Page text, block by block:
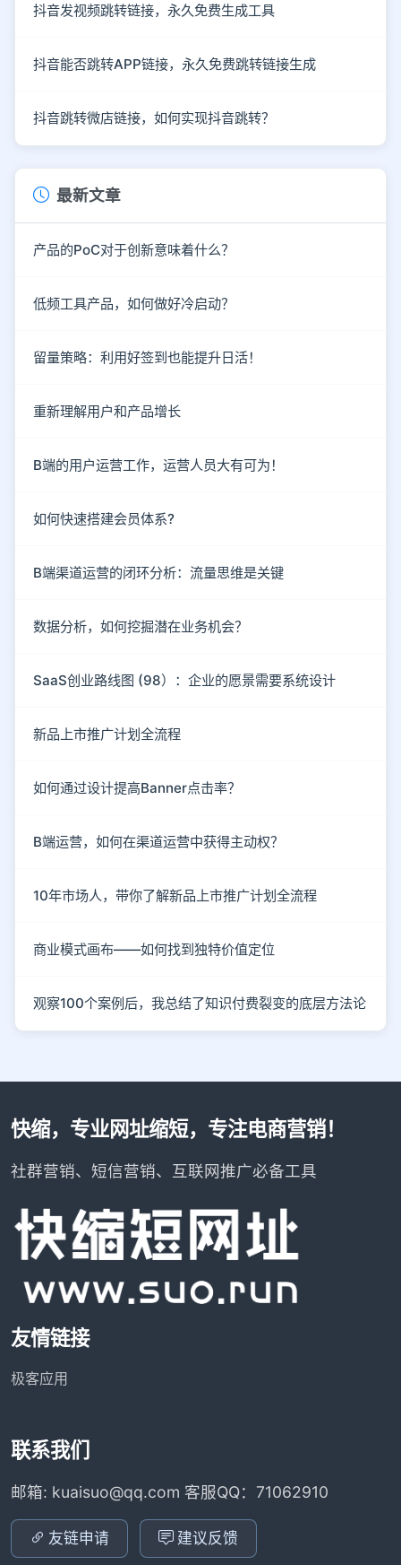
抖音发视频跳转链接，永久免费生成工具
抖音能否跳转APP链接，永久免费跳转链接生成
抖音跳转微店链接，如何实现抖音跳转？
最新文章
产品的PoC对于创新意味着什么？
低频工具产品，如何做好冷启动？
留量策略：利用好签到也能提升日活！
重新理解用户和产品增长
B端的用户运营工作，运营人员大有可为！
如何快速搭建会员体系?
B端渠道运营的闭环分析：流量思维是关键
数据分析，如何挖掘潜在业务机会？
SaaS创业路线图 (98）：企业的愿景需要系统设计
新品上市推广计划全流程
如何通过设计提高Banner点击率？
B端运营，如何在渠道运营中获得主动权？
10年市场人，带你了解新品上市推广计划全流程
商业模式画布——如何找到独特价值定位
观察100个案例后，我总结了知识付费裂变的底层方法论
快缩，专业网址缩短，专注电商营销！
社群营销、短信营销、互联网推广必备工具
友情链接
极客应用
联系我们
邮箱: kuaisuo@qq.com 客服QQ：71062910
友链申请 建议反馈